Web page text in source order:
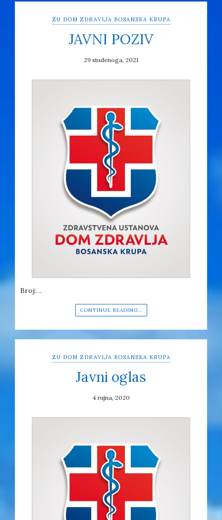
ZU DOM ZDRAVLJA BOSANSKA KRUPA
JAVNI POZIV
29 studenoga, 2021
Broj:…
CONTINUE READING…
ZU DOM ZDRAVLJA BOSANSKA KRUPA
Javni oglas
4 rujna, 2020